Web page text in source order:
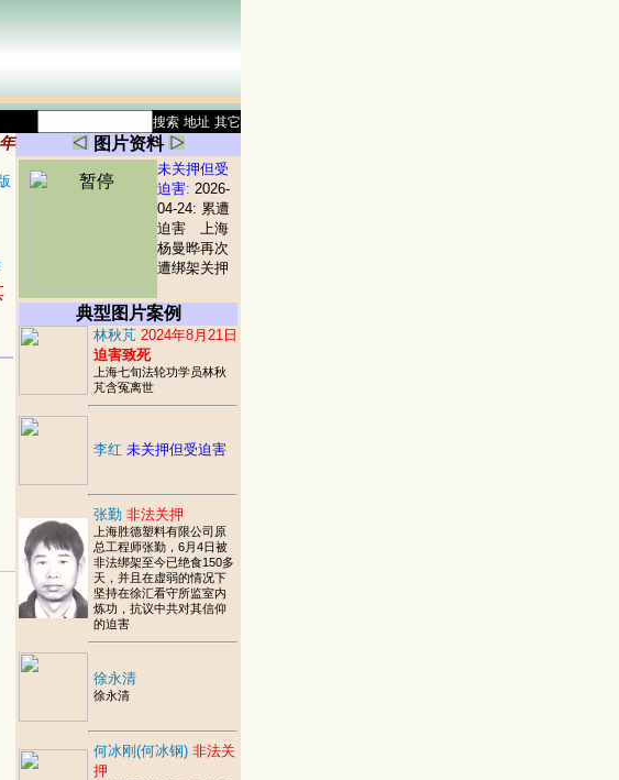
搜索 地址 其它
图片资料
未关押但受
迫害: 2026-
04-24: 累遭
迫害 上海
杨曼晔再次
遭绑架关押
典型图片案例
林秋芃 2024年8月21日
迫害致死
上海七旬法轮功学员林秋
芃含冤离世
李红 未关押但受迫害
张勤 非法关押
上海胜德塑料有限公司原
总工程师张勤，6月4日被
非法绑架至今已绝食150多
天，并且在虚弱的情况下
坚持在徐汇看守所监室内
炼功，抗议中共对其信仰
的迫害
徐永清
徐永清
何冰刚(何冰钢) 非法关
押